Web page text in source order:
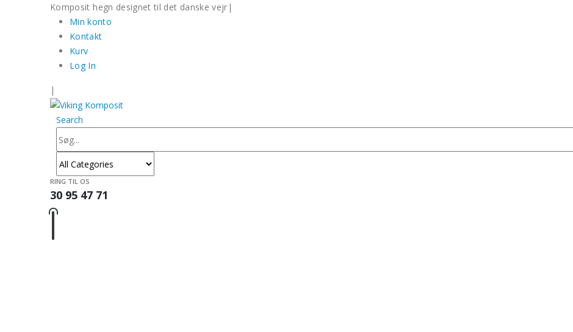
Komposit hegn designet til det danske vejr |
Min konto
Kontakt
Kurv
Log In
|
Search
RING TIL OS
30 95 47 71